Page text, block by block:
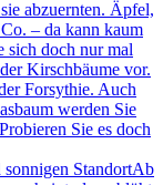
abzuernten. Äpfel,
– da kann kaum
sich doch nur mal
Kirschbäume vor.
Forsythie. Auch
werden Sie
Sie es doch
StandortAb